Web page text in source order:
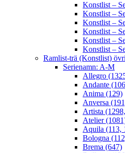
Konstlist –
Konstlist –
Konstlist –
Konstlist –
Konstlist –
Konstlist –
Ramlist-trä (Konstlist)
Serienamn: A-M
Allegro
Andante
Anima (129)
Anversa
Artista
Atelier
Aquila (113,
Bologna
Brema (647)